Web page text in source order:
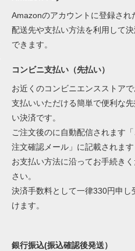
Amazonのアカウントに登録され
配送先や支払い方法を利用して決
できます。
コンビニ支払い（先払い）
お近くのコンビニエンスストアで
支払いいただける簡単で便利な
い決済です。
ご注文後のに自動配信されます
注文確認メール」に記載されます
お支払い方法に沿ってお手続き
さい。
決済手数料として一律330円申し
けます。
銀行振込(振込確認後発送）